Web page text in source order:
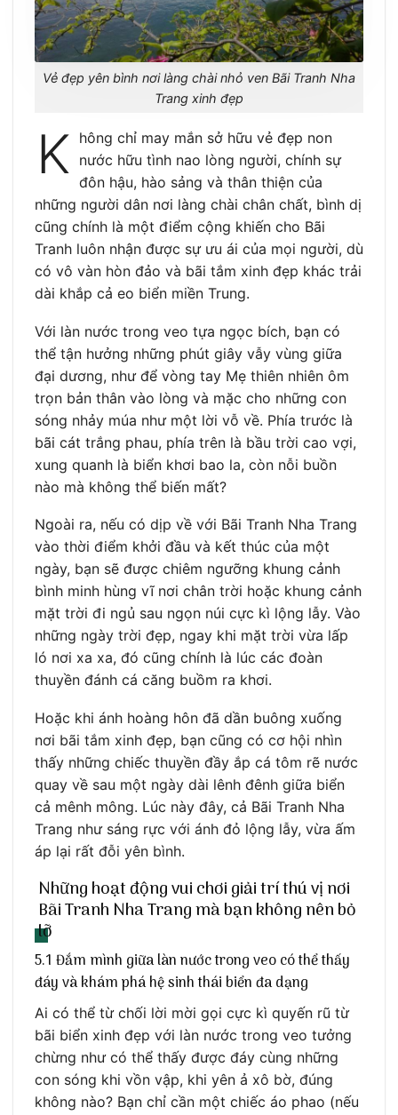
Vẻ đẹp yên bình nơi làng chài nhỏ ven Bãi Tranh Nha
Trang xinh đẹp
K hông chỉ may mắn sở hữu vẻ đẹp non
nước hữu tình nao lòng người, chính sự
đôn hậu, hào sảng và thân thiện của
những người dân nơi làng chài chân chất, bình dị
cũng chính là một điểm cộng khiến cho Bãi
Tranh luôn nhận được sự ưu ái của mọi người, dù
có vô vàn hòn đảo và bãi tắm xinh đẹp khác trải
dài khắp cả eo biển miền Trung.
Với làn nước trong veo tựa ngọc bích, bạn có
thể tận hưởng những phút giây vẫy vùng giữa
đại dương, như để vòng tay Mẹ thiên nhiên ôm
trọn bản thân vào lòng và mặc cho những con
sóng nhảy múa như một lời vỗ về. Phía trước là
bãi cát trắng phau, phía trên là bầu trời cao vợi,
xung quanh là biển khơi bao la, còn nỗi buồn
nào mà không thể biến mất?
Ngoài ra, nếu có dịp về với Bãi Tranh Nha Trang
vào thời điểm khởi đầu và kết thúc của một
ngày, bạn sẽ được chiêm ngưỡng khung cảnh
bình minh hùng vĩ nơi chân trời hoặc khung cảnh
mặt trời đi ngủ sau ngọn núi cực kì lộng lẫy. Vào
những ngày trời đẹp, ngay khi mặt trời vừa lấp
ló nơi xa xa, đó cũng chính là lúc các đoàn
thuyền đánh cá căng buồm ra khơi.
Hoặc khi ánh hoàng hôn đã dần buông xuống
nơi bãi tắm xinh đẹp, bạn cũng có cơ hội nhìn
thấy những chiếc thuyền đầy ắp cá tôm rẽ nước
quay về sau một ngày dài lênh đênh giữa biển
cả mênh mông. Lúc này đây, cả Bãi Tranh Nha
Trang như sáng rực với ánh đỏ lộng lẫy, vừa ấm
áp lại rất đỗi yên bình.
Những hoạt động vui chơi giải trí thú vị nơi
Bãi Tranh Nha Trang mà bạn không nên bỏ
lỡ
5.1 Đắm mình giữa làn nước trong veo có thể thấy
đáy và khám phá hệ sinh thái biển đa dạng
Ai có thể từ chối lời mời gọi cực kì quyến rũ từ
bãi biển xinh đẹp với làn nước trong veo tưởng
chừng như có thể thấy được đáy cùng những
con sóng khi vồn vập, khi yên ả xô bờ, đúng
không nào? Bạn chỉ cần một chiếc áo phao (nếu